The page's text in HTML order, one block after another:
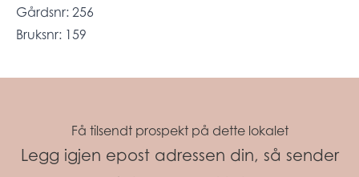
Gårdsnr: 256
Bruksnr: 159
Få tilsendt prospekt på dette lokalet
Legg igjen epost adressen din, så sender